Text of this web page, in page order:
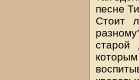
песне
Стоит